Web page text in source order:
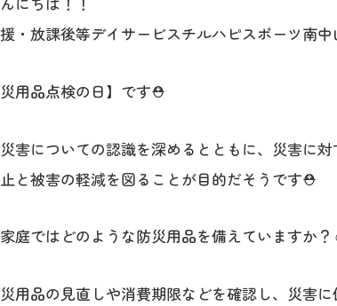
・放課後等デイサービスチルハピスポーツ
用品点検の日】です⛑️
害についての認識を深めるとともに、災害に
と被害の軽減を図ることが目的だそうです⛑️
庭ではどのような防災用品を備えていますか
用品の見直しや消費期限などを確認し、災害に